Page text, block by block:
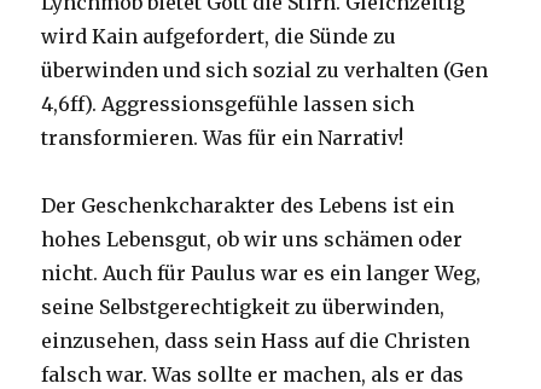
wird Kain aufgefordert, die Sünde zu
überwinden und sich sozial zu verhalten (Gen
4,6ff). Aggressionsgefühle lassen sich
transformieren. Was für ein Narrativ!
Der Geschenkcharakter des Lebens ist ein
hohes Lebensgut, ob wir uns schämen oder
nicht. Auch für Paulus war es ein langer Weg,
seine Selbstgerechtigkeit zu überwinden,
einzusehen, dass sein Hass auf die Christen
falsch war. Was sollte er machen, als er das